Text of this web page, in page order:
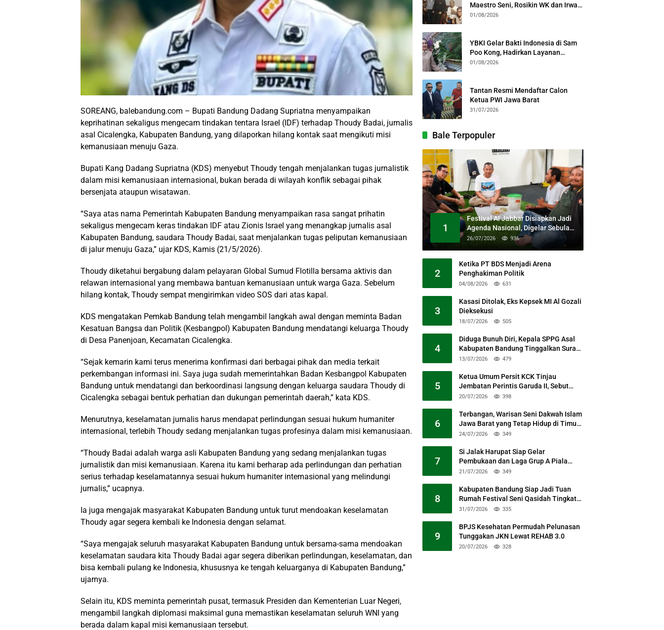
SOREANG, balebandung.com – Bupati Bandung Dadang Supriatna menyampaikan
keprihatinan sekaligus mengecam tindakan tentara Israel (IDF) terhadap Thoudy Badai, jurnalis
asal Cicalengka, Kabupaten Bandung, yang dilaporkan hilang kontak saat mengikuti misi
kemanusiaan menuju Gaza.
Bupati Kang Dadang Supriatna (KDS) menyebut Thoudy tengah menjalankan tugas jurnalistik
dalam misi kemanusiaan internasional, bukan berada di wilayah konflik sebagai pihak
bersenjata ataupun wisatawan.
“Saya atas nama Pemerintah Kabupaten Bandung menyampaikan rasa sangat prihatin
sekaligus mengecam keras tindakan IDF atau Zionis Israel yang menangkap jurnalis asal
Kabupaten Bandung, saudara Thoudy Badai, saat menjalankan tugas peliputan kemanusiaan
di jalur menuju Gaza,” ujar KDS, Kamis (21/5/2026).
Thoudy diketahui bergabung dalam pelayaran Global Sumud Flotilla bersama aktivis dan
relawan internasional yang membawa bantuan kemanusiaan untuk warga Gaza. Sebelum
hilang kontak, Thoudy sempat mengirimkan video SOS dari atas kapal.
KDS mengatakan Pemkab Bandung telah mengambil langkah awal dengan meminta Badan
Kesatuan Bangsa dan Politik (Kesbangpol) Kabupaten Bandung mendatangi keluarga Thoudy
di Desa Panenjoan, Kecamatan Cicalengka.
“Sejak kemarin kami terus menerima konfirmasi dari berbagai pihak dan media terkait
perkembangan informasi ini. Saya juga sudah memerintahkan Badan Kesbangpol Kabupaten
Bandung untuk mendatangi dan berkoordinasi langsung dengan keluarga saudara Thoudy di
Cicalengka sebagai bentuk perhatian dan dukungan pemerintah daerah,” kata KDS.
Menurutnya, keselamatan jurnalis harus mendapat perlindungan sesuai hukum humaniter
internasional, terlebih Thoudy sedang menjalankan tugas profesinya dalam misi kemanusiaan.
“Thoudy Badai adalah warga asli Kabupaten Bandung yang sedang menjalankan tugas
jurnalistik dan misi kemanusiaan. Karena itu kami berharap ada perlindungan dan perhatian
serius terhadap keselamatannya sesuai hukum humaniter internasional yang melindungi
jurnalis,” ucapnya.
Ia juga mengajak masyarakat Kabupaten Bandung untuk turut mendoakan keselamatan
Thoudy agar segera kembali ke Indonesia dengan selamat.
“Saya mengajak seluruh masyarakat Kabupaten Bandung untuk bersama-sama mendoakan
keselamatan saudara kita Thoudy Badai agar segera diberikan perlindungan, keselamatan, dan
bisa kembali pulang ke Indonesia, khususnya ke tengah keluarganya di Kabupaten Bandung,”
ujarnya.
Selain itu, KDS meminta pemerintah pusat, termasuk Presiden dan Kementerian Luar Negeri,
mengambil langkah diplomasi maksimal guna memastikan keselamatan seluruh WNI yang
berada dalam kapal misi kemanusiaan tersebut.
Maestro Seni, Rosikin WK dan Irwan
Guntari Garap Pertunjukan Kolosal
01/08/2026
YBKI Gelar Bakti Indonesia di Sam
Poo Kong, Hadirkan Layanan
Kesehatan Gratis dan Dialog
01/08/2026
Tantan Resmi Mendaftar Calon
Ketua PWI Jawa Barat
31/07/2026
Bale Terpopuler
1
Festival Al Jabbar Disiapkan Jadi
Agenda Nasional, Digelar Sebulan
Penuh di Kawasan Masjid Raya Al
26/07/2026 936
2
Ketika PT BDS Menjadi Arena
Penghakiman Politik
04/08/2026 631
3
Kasasi Ditolak, Eks Kepsek MI Al Gozali
Dieksekusi
18/07/2026 505
4
Diduga Bunuh Diri, Kepala SPPG Asal
Kabupaten Bandung Tinggalkan Surat
Permohonan Maaf
13/07/2026 479
5
Ketua Umum Persit KCK Tinjau
Jembatan Perintis Garuda II, Sebut
Simbol Kebersamaan TNI dan Rakyat
20/07/2026 398
6
Terbangan, Warisan Seni Dakwah Islam
Jawa Barat yang Tetap Hidup di Timur
Kabupaten Bandung
24/07/2026 349
7
Si Jalak Harupat Siap Gelar
Pembukaan dan Laga Grup A Piala
Presiden 2026 Sabtu Mendatang
21/07/2026 349
8
Kabupaten Bandung Siap Jadi Tuan
Rumah Festival Seni Qasidah Tingkat
Nasional
31/07/2026 335
9
BPJS Kesehatan Permudah Pelunasan
Tunggakan JKN Lewat REHAB 3.0
20/07/2026 328